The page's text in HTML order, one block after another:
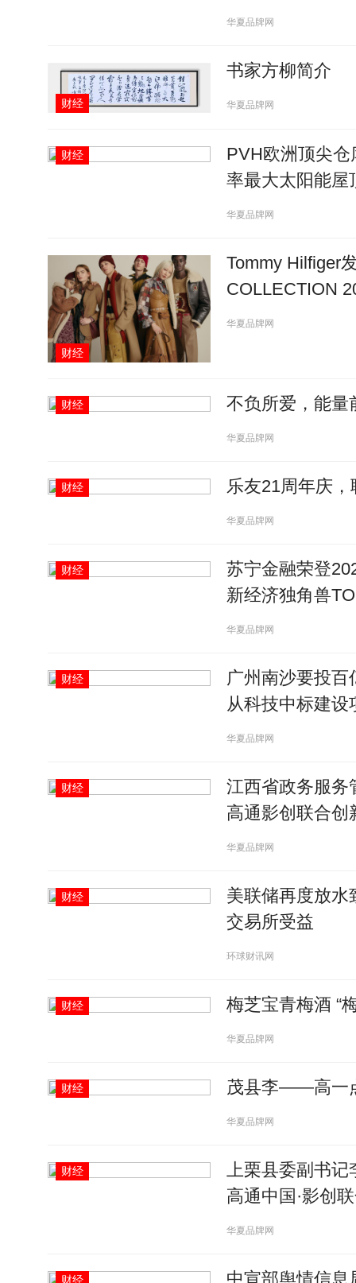
华夏品牌网
财经
书家方柳简介
华夏品牌网
财经
PVH欧洲顶尖
率最大太阳能屋
华夏品牌网
财经
Tommy Hilfiger
COLLECTION
华夏品牌网
财经 不负所爱，能量
华夏品牌网
财经 乐友21周年庆
华夏品牌网
财经
苏宁金融荣登
新经济独角兽
华夏品牌网
财经
广州南沙要投
从科技中标建设
华夏品牌网
财经
江西省政务服务
高通影创联合创
华夏品牌网
财经
美联储再度放水
交易所受益
环球财讯网
财经 梅芝宝青梅酒 “
华夏品牌网
财经 茂县李——高一
华夏品牌网
财经
上栗县委副书记
高通中国·影创
华夏品牌网
财经 中宣部舆情信息